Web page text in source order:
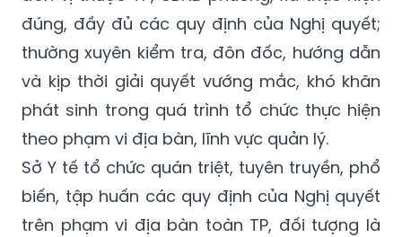
đúng, đầy đủ các quy định của Nghị quyết;
thường xuyên kiểm tra, đôn đốc, hướng dẫn
và kịp thời giải quyết vướng mắc, khó khăn
phát sinh trong quá trình tổ chức thực hiện
theo phạm vi địa bàn, lĩnh vực quản lý.
Sở Y tế tổ chức quán triệt, tuyên truyền, phổ
biến, tập huấn các quy định của Nghị quyết
trên phạm vi địa bàn toàn TP, đối tượng là